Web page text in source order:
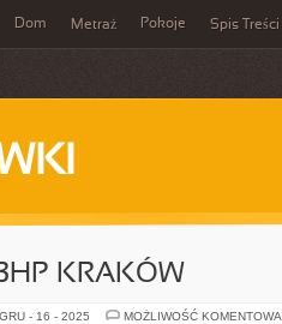
Dom Metraż Pokoje Spis Treści
KRAKÓW
GRU - 16 - 2025 MOŻLIWOŚĆ